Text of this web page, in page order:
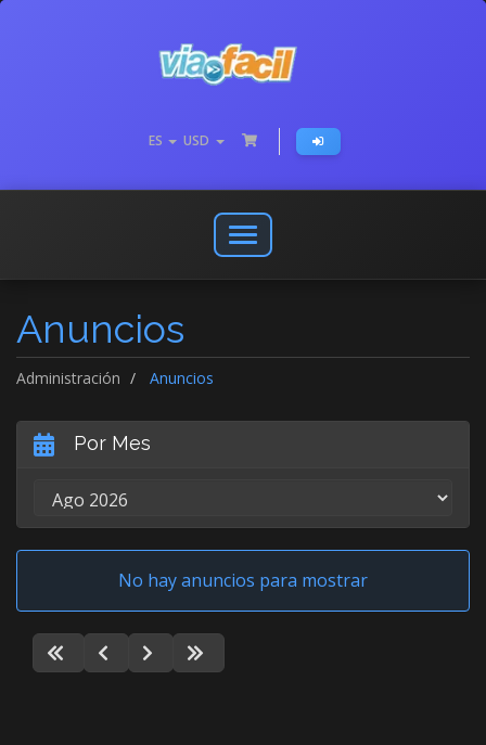
ES USD
Abrir
o
Anuncios
Administración Anuncios
Por Mes
No hay anuncios para mostrar